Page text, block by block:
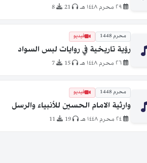
٢٩ محرم ١٤٤٨ هـ 8
محرم 1448 فيديو
رؤية تاريخية في روايات لبس السواد
٢٦ محرم ١٤٤٨ هـ 15
7
محرم 1448 فيديو
وارثية الامام الحسين للأنبياء والرسل
٢٤ محرم ١٤٤٨ هـ 19